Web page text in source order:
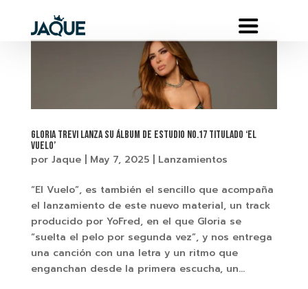
Gloria Trevi lanza su álbum de estudio No.17 titulado ‘El
Vuelo’
por Jaque| May 7, 2025| Lanzamientos
“El Vuelo”, es también el sencillo que acompaña
el lanzamiento de este nuevo material, un track
producido por YoFred, en el que Gloria se
“suelta el pelo por segunda vez”, y nos entrega
una canción con una letra y un ritmo que
enganchan desde la primera escucha, un...